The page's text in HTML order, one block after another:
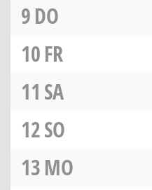
9DO
10FR
11 SA
12SO
13MO